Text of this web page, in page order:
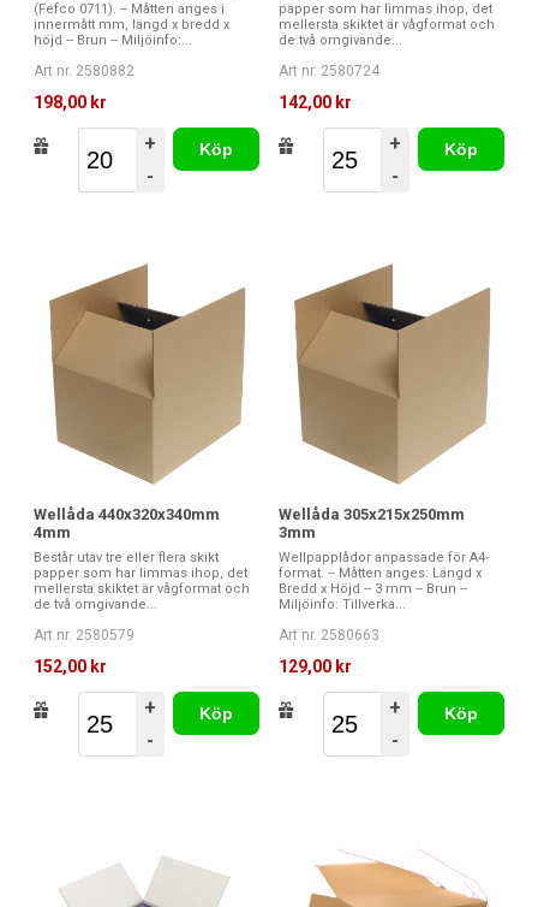
(Fefco 0711). -- Måtten anges i
innermått mm, längd x bredd x
höjd -- Brun -- Miljöinfo:...
Art nr. 2580882
198,00 kr
+
-
Köp
papper som har limmas ihop, det
mellersta skiktet är vågformat och
de två omgivande...
Art nr. 2580724
142,00 kr
+
-
Köp
Wellåda 440x320x340mm
4mm
Består utav tre eller flera skikt
papper som har limmas ihop, det
mellersta skiktet är vågformat och
de två omgivande...
Art nr. 2580579
152,00 kr
+
-
Köp
Wellåda 305x215x250mm
3mm
Wellpapplådor anpassade för A4-
format. -- Måtten anges: Längd x
Bredd x Höjd -- 3 mm -- Brun --
Miljöinfo: Tillverka...
Art nr. 2580663
129,00 kr
+
-
Köp